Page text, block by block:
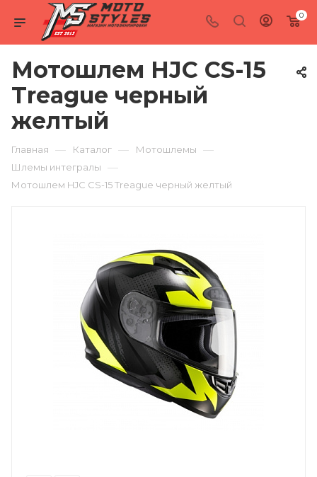
0
Мотошлем HJC CS-15
Treague черный
желтый
Главная — Каталог — Мотошлемы —
Шлемы интегралы —
Мотошлем HJC CS-15 Treague черный желтый